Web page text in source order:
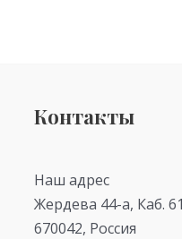
Контакты
Наш адрес
Жердева 44-а, Каб.
670042, Россия